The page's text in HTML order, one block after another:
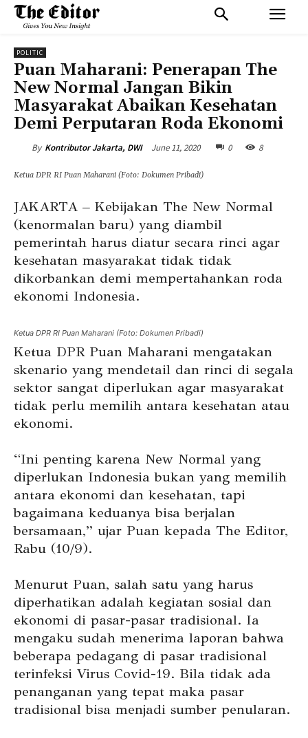
POLITIC
Puan Maharani: Penerapan The
New Normal Jangan Bikin
Masyarakat Abaikan Kesehatan
Demi Perputaran Roda Ekonomi
By Kontributor Jakarta, DWI June 11, 2020 0 8
Ketua DPR RI Puan Maharani (Foto: Dokumen Pribadi)
JAKARTA – Kebijakan The New Normal
(kenormalan baru) yang diambil
pemerintah harus diatur secara rinci agar
kesehatan masyarakat tidak tidak
dikorbankan demi mempertahankan roda
ekonomi Indonesia.
Ketua DPR RI Puan Maharani (Foto: Dokumen Pribadi)
Ketua DPR Puan Maharani mengatakan
skenario yang mendetail dan rinci di segala
sektor sangat diperlukan agar masyarakat
tidak perlu memilih antara kesehatan atau
ekonomi.
“Ini penting karena New Normal yang
diperlukan Indonesia bukan yang memilih
antara ekonomi dan kesehatan, tapi
bagaimana keduanya bisa berjalan
bersamaan,” ujar Puan kepada The Editor,
Rabu (10/9).
Menurut Puan, salah satu yang harus
diperhatikan adalah kegiatan sosial dan
ekonomi di pasar-pasar tradisional. Ia
mengaku sudah menerima laporan bahwa
beberapa pedagang di pasar tradisional
terinfeksi Virus Covid-19. Bila tidak ada
penanganan yang tepat maka pasar
tradisional bisa menjadi sumber penularan.